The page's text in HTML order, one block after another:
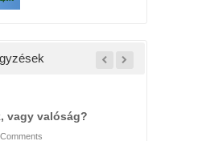
vagy valóság?